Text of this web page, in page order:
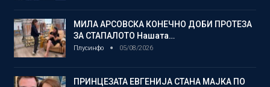
МИЛА АРСОВСКА КОНЕЧНО ДОБИ ПРОТЕЗА
ЗА СТАПАЛОТО Нашата…
Плусинфо 05/08/2026
ПРИНЦЕЗАТА ЕВГЕНИЈА СТАНА МАЈКА ПО